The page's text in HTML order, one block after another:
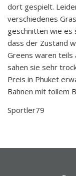
dort gespielt.
verschiedenes
geschnitten wie es
dass der Zustand
Greens waren teils
sahen sie sehr
Preis in Phuket
Bahnen mit tollem
Sportler79